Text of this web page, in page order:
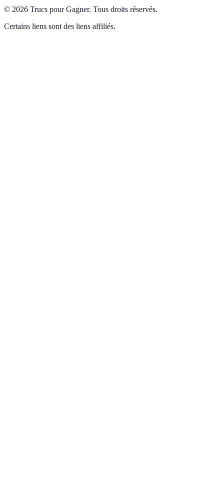
© 2026 Trucs pour Gagner. Tous droits réservés.
Certains liens sont des liens affiliés.